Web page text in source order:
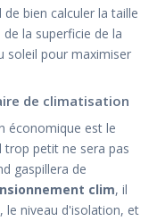
bien calculer la taille
la superficie de la
soleil pour maximiser
de climatisation
économique est le
trop petit ne sera pas
gaspillera de
clim, il
le niveau d'isolation, et